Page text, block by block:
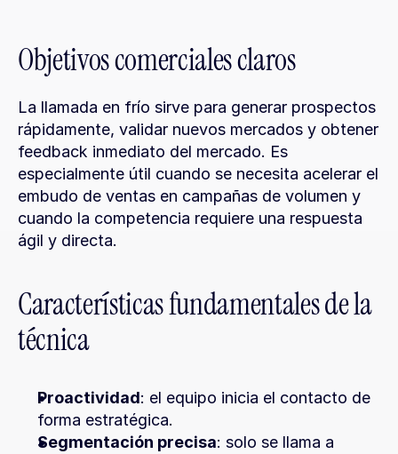
Objetivos comerciales claros
La llamada en frío sirve para generar prospectos
rápidamente, validar nuevos mercados y obtener
feedback inmediato del mercado. Es
especialmente útil cuando se necesita acelerar el
embudo de ventas en campañas de volumen y
cuando la competencia requiere una respuesta
ágil y directa.
Características fundamentales de la
técnica
Proactividad: el equipo inicia el contacto de
forma estratégica.
Segmentación precisa: solo se llama a